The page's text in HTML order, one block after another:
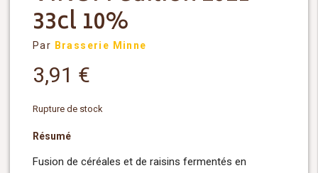
33cl 10%
Par Brasserie Minne
3,91 €
Rupture de stock
Résumé
Fusion de céréales et de raisins fermentés en